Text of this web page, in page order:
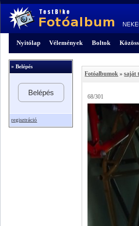
Nyitólap Vélemények Boltok
» Belépés
Belépés
regisztráció
Fotóalbumok »saját
68/301